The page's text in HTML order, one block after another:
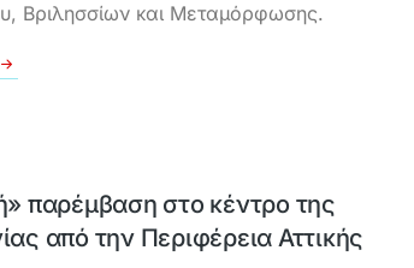
Βριλησσίων και Μεταμόρφωσης.
παρέμβαση στο κέντρο της
από την Περιφέρεια Αττικής